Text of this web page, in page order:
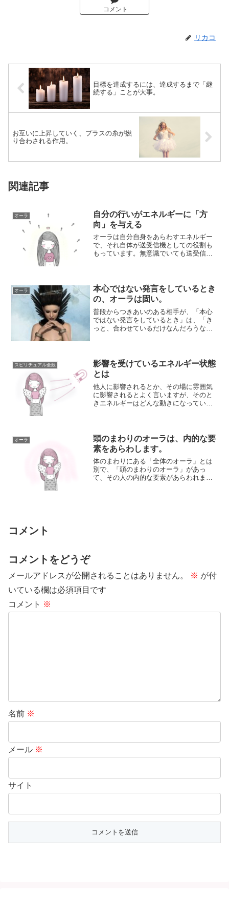
コメント
リカコ
目標を達成するには、達成するまで「継
続する」ことが大事。
お互いに上昇していく、プラスの糸が撚
り合わされる作用。
関連記事
オーラ
自分の行いがエネルギーに「方
向」を与える
オーラは自分自身をあらわすエネルギー
で、それ自体が送受信機としての役割も
もっています。無意識でいても送受信は
オーラ
本心ではない発言をしているとき
の、オーラは固い。
普段からつきあいのある相手が、「本心
ではない発言をしているとき」は、「き
っと、合わせているだけなんだろうな」
スピリチュアル全般
影響を受けているエネルギー状態
とは
他人に影響されるとか、その場に雰囲気
に影響されるとよく言いますが、そのと
きエネルギーはどんな動きになっている
オーラ
頭のまわりのオーラは、内的な要
素をあらわします。
体のまわりにある「全体のオーラ」とは
別で、「頭のまわりのオーラ」があっ
て、その人の内的な要素があらわれま
コメント
コメントをどうぞ
メールアドレスが公開されることはありません。 ※ が付
いている欄は必須項目です
コメント ※
名前 ※
メール ※
サイト